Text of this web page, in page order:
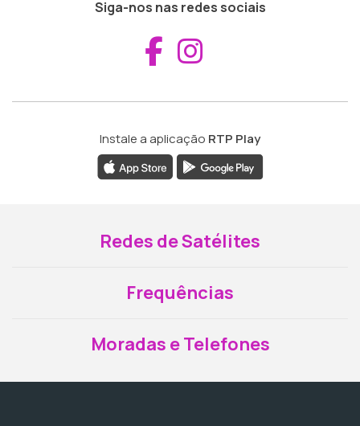
Siga-nos nas redes sociais
Aceder ao
Instale a aplicação RTP Play
Redes de Satélites
Frequências
Moradas e Telefones